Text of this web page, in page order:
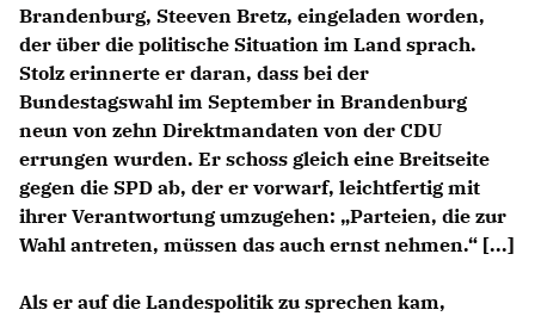
Brandenburg, Steeven Bretz, eingeladen worden,
der über die politische Situation im Land sprach.
Stolz erinnerte er daran, dass bei der
Bundestagswahl im September in Brandenburg
neun von zehn Direktmandaten von der CDU
errungen wurden. Er schoss gleich eine Breitseite
gegen die SPD ab, der er vorwarf, leichtfertig mit
ihrer Verantwortung umzugehen: „Parteien, die zur
Wahl antreten, müssen das auch ernst nehmen.“ [...]
Als er auf die Landespolitik zu sprechen kam,